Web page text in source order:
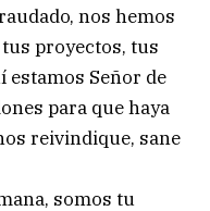
nos hemos
proyectos, tus
estamos Señor de
para que haya
reivindique, sane
somos tu